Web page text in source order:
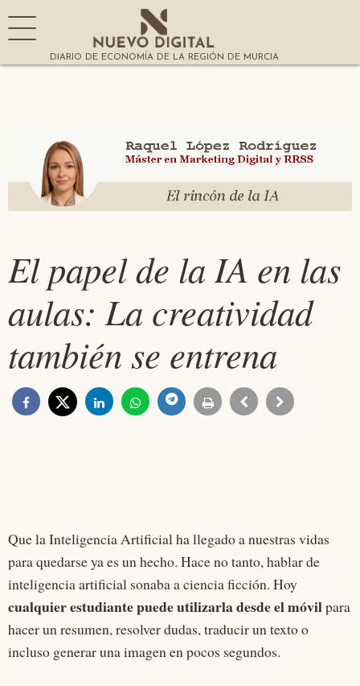
DIARIO DE ECONOMÍA DE LA REGIÓN DE MURCIA
El papel de la IA en las
aulas: La creatividad
también se entrena
Que la Inteligencia Artificial ha llegado a nuestras vidas
para quedarse ya es un hecho. Hace no tanto, hablar de
inteligencia artificial sonaba a ciencia ficción. Hoy
cualquier estudiante puede utilizarla desde el móvilpara
hacer un resumen, resolver dudas, traducir un texto o
incluso generar una imagen en pocos segundos.